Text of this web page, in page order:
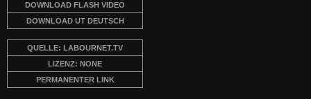
DOWNLOAD FLASH VIDEO
DOWNLOAD UT DEUTSCH
QUELLE: LABOURNET.TV
LIZENZ: NONE
PERMANENTER LINK